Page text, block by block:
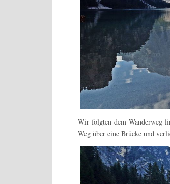
Wir folgten dem Wanderweg
Weg über eine Brücke und